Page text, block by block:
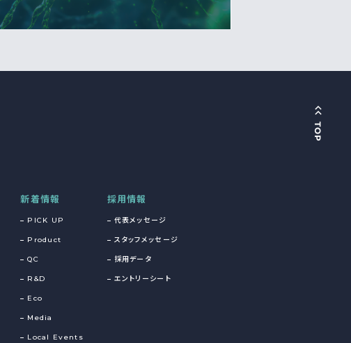
新着情報
PICK UP
Product
QC
R&D
Eco
Media
Local Events
採用情報
代表メッセージ
スタッフメッセージ
採用データ
エントリーシート